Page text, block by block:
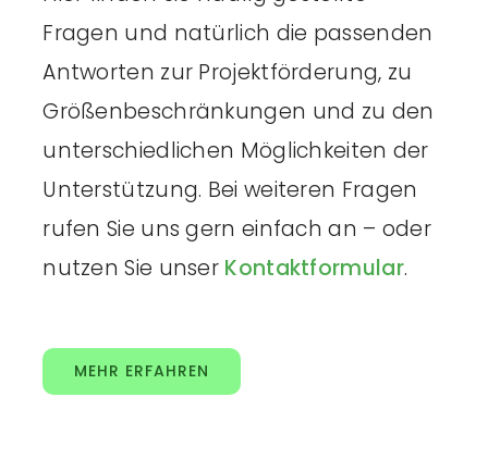
Fragen und natürlich die passenden
Antworten zur Projektförderung, zu
Größenbeschränkungen und zu den
unterschiedlichen Möglichkeiten der
Unterstützung. Bei weiteren Fragen
rufen Sie uns gern einfach an – oder
nutzen Sie unser Kontaktformular.
MEHR ERFAHREN